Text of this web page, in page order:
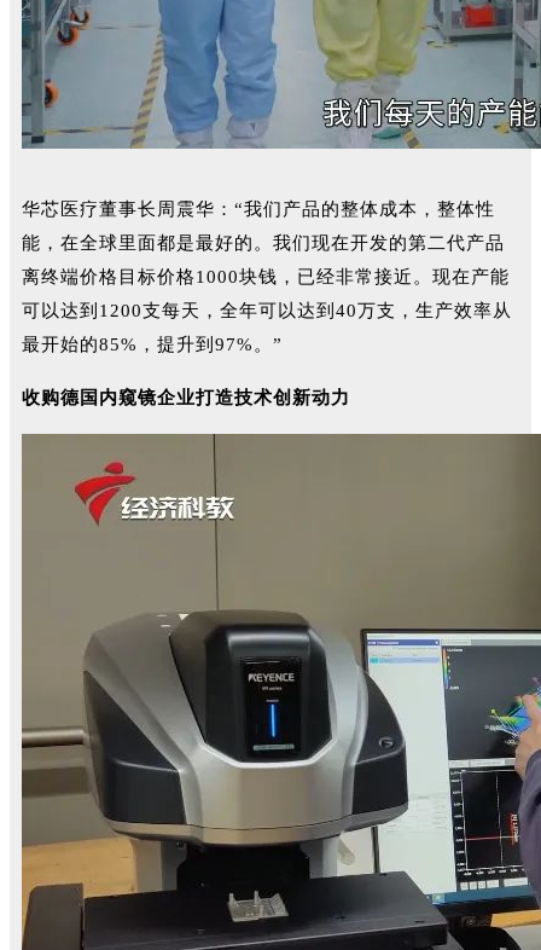
华芯医疗董事长周震华：“我们产品的整体成本，整体性
能，在全球里面都是最好的。我们现在开发的第二代产品
离终端价格目标价格1000块钱，已经非常接近。现在产能
可以达到1200支每天，全年可以达到40万支，生产效率从
最开始的85%，提升到97%。”
收购德国内窥镜企业打造技术创新动力